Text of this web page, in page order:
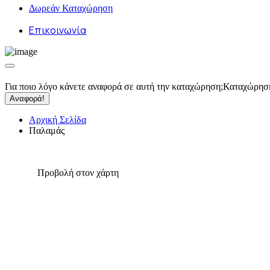
Δωρεάν Καταχώρηση
Επικοινωνία
Για ποιο λόγο κάνετε αναφορά σε αυτή την καταχώρηση;
Αναφορά!
Αρχική Σελίδα
Παλαμάς
Προβολή στον χάρτη